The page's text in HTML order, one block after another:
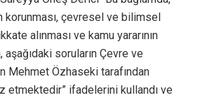
korunması, çevresel ve bilimsel
alınması ve kamu yararının
soruların Çevre ve
Mehmet Özhaseki tarafından
etmektedir” ifadelerini kullandı ve